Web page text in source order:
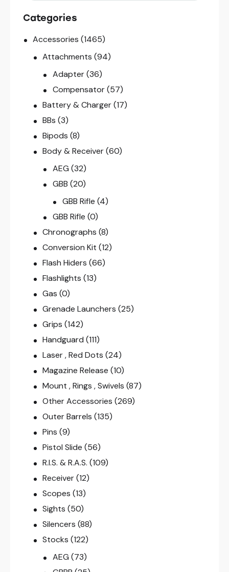
Categories
Accessories (1465)
Attachments (94)
Adapter (36)
Compensator (57)
Battery & Charger (17)
BBs (3)
Bipods (8)
Body & Receiver (60)
AEG (32)
GBB (20)
GBB Rifle (4)
GBB Rifle (0)
Chronographs (8)
Conversion Kit (12)
Flash Hiders (66)
Flashlights (13)
Gas (0)
Grenade Launchers (25)
Grips (142)
Handguard (111)
Laser , Red Dots (24)
Magazine Release (10)
Mount , Rings , Swivels (87)
Other Accessories (269)
Outer Barrels (135)
Pins (9)
Pistol Slide (56)
R.I.S. & R.A.S. (109)
Receiver (12)
Scopes (13)
Sights (50)
Silencers (88)
Stocks (122)
AEG (73)